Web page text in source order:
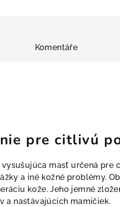
Komentáře
pre citlivú
masť určená
a iné kožné problémy.
kože. Jeho jemné
a nastávajúcich mamičiek.